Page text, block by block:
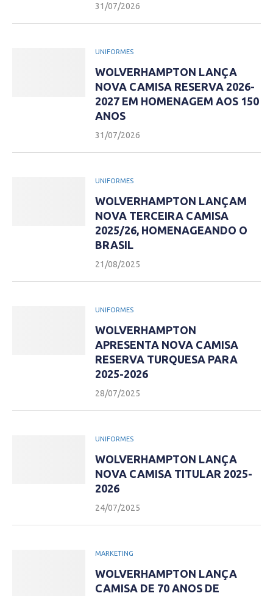
31/07/2026
UNIFORMES
WOLVERHAMPTON LANÇA
NOVA CAMISA RESERVA 2026-
2027 EM HOMENAGEM AOS 150
ANOS
31/07/2026
UNIFORMES
WOLVERHAMPTON LANÇAM
NOVA TERCEIRA CAMISA
2025/26, HOMENAGEANDO O
BRASIL
21/08/2025
UNIFORMES
WOLVERHAMPTON
APRESENTA NOVA CAMISA
RESERVA TURQUESA PARA
2025-2026
28/07/2025
UNIFORMES
WOLVERHAMPTON LANÇA
NOVA CAMISA TITULAR 2025-
2026
24/07/2025
MARKETING
WOLVERHAMPTON LANÇA
CAMISA DE 70 ANOS DE